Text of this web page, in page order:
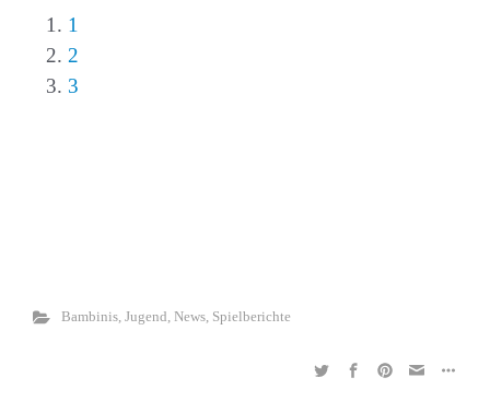
1
2
3
Bambinis, Jugend, News, Spielberichte